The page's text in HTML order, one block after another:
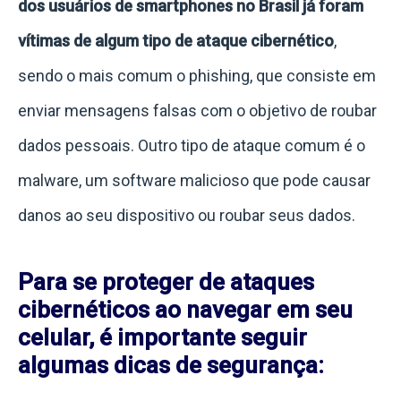
dos usuários de smartphones no Brasil já foram
vítimas de algum tipo de ataque cibernético,
sendo o mais comum o phishing, que consiste em
enviar mensagens falsas com o objetivo de roubar
dados pessoais. Outro tipo de ataque comum é o
malware, um software malicioso que pode causar
danos ao seu dispositivo ou roubar seus dados.
Para se proteger de ataques
cibernéticos ao navegar em seu
celular, é importante seguir
algumas dicas de segurança: